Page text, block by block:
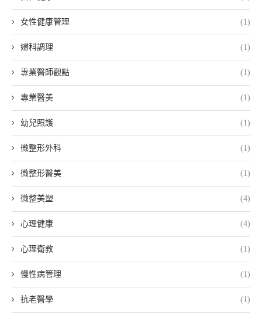
女性健康管理 (1)
婦科調理 (1)
專業醫師觀點 (1)
專業醫美 (1)
幼兒照護 (1)
微整形外科 (1)
微整形醫美 (1)
微整美塑 (4)
心理健康 (4)
心理衛教 (1)
慢性病管理 (1)
抗老醫學 (1)